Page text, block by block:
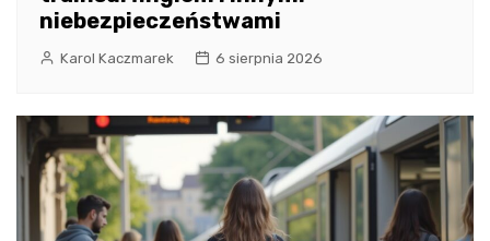
niebezpieczeństwami
Karol Kaczmarek 6 sierpnia 2026